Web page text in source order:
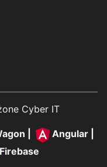
Cyber IT
Angular|
Firebase